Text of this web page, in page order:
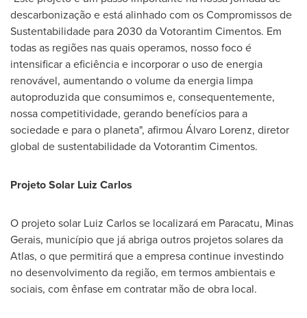
descarbonização e está alinhado com os Compromissos de
Sustentabilidade para 2030 da Votorantim Cimentos. Em
todas as regiões nas quais operamos, nosso foco é
intensificar a eficiência e incorporar o uso de energia
renovável, aumentando o volume da energia limpa
autoproduzida que consumimos e, consequentemente,
nossa competitividade, gerando benefícios para a
sociedade e para o planeta", afirmou Álvaro Lorenz, diretor
global de sustentabilidade da Votorantim Cimentos.
Projeto Solar Luiz Carlos
O projeto solar Luiz Carlosse localizará em Paracatu, Minas
Gerais, município que já abriga outros projetos solares da
Atlas, o que permitirá que a empresa continue investindo
no desenvolvimento da região, em termos ambientais e
sociais, com ênfase em contratar mão de obra local.